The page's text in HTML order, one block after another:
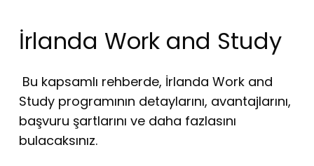
İrlanda Work and Study
Bu kapsamlı rehberde, İrlanda Work and
Study programının detaylarını, avantajlarını,
başvuru şartlarını ve daha fazlasını
bulacaksınız.